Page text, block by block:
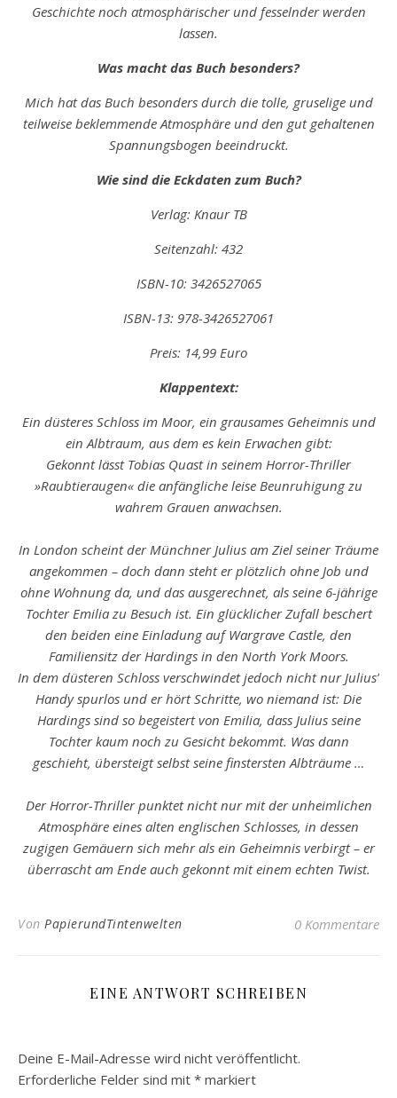
Geschichte noch atmosphärischer und fesselnder werden
lassen.
Was macht das Buch besonders?
Mich hat das Buch besonders durch die tolle, gruselige und
teilweise beklemmende Atmosphäre und den gut gehaltenen
Spannungsbogen beeindruckt.
Wie sind die Eckdaten zum Buch?
Verlag: Knaur TB
Seitenzahl: 432
ISBN-10: ‎3426527065
ISBN-13: 978-3426527061
Preis: 14,99 Euro
Klappentext:
Ein düsteres Schloss im Moor, ein grausames Geheimnis und
ein Albtraum, aus dem es kein Erwachen gibt:
Gekonnt lässt Tobias Quast in seinem Horror-Thriller
»Raubtieraugen« die anfängliche leise Beunruhigung zu
wahrem Grauen anwachsen.
In London scheint der Münchner Julius am Ziel seiner Träume
angekommen – doch dann steht er plötzlich ohne Job und
ohne Wohnung da, und das ausgerechnet, als seine 6-jährige
Tochter Emilia zu Besuch ist. Ein glücklicher Zufall beschert
den beiden eine Einladung auf Wargrave Castle, den
Familiensitz der Hardings in den North York Moors.
In dem düsteren Schloss verschwindet jedoch nicht nur Juliusʼ
Handy spurlos und er hört Schritte, wo niemand ist: Die
Hardings sind so begeistert von Emilia, dass Julius seine
Tochter kaum noch zu Gesicht bekommt. Was dann
geschieht, übersteigt selbst seine finstersten Albträume …
Der Horror-Thriller punktet nicht nur mit der unheimlichen
Atmosphäre eines alten englischen Schlosses, in dessen
zugigen Gemäuern sich mehr als ein Geheimnis verbirgt – er
überrascht am Ende auch gekonnt mit einem echten Twist.
Von PapierundTintenwelten 0 Kommentare
EINE ANTWORT SCHREIBEN
Deine E-Mail-Adresse wird nicht veröffentlicht.
Erforderliche Felder sind mit * markiert